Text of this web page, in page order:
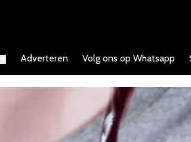
Adverteren Volg ons op Whatsapp